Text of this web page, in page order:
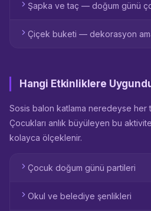
Şapka ve taç — doğum günü
Çiçek buketi — dekorasyon
Hangi Etkinliklere
Sosis balon katlama neredeyse her
Çocukları anlık büyüleyen bu
kolayca ölçeklenir.
Çocuk doğum günü partileri
Okul ve belediye şenlikleri